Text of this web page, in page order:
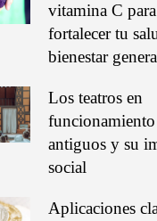
vitamina C para
fortalecer tu
bienestar
Los teatros en
funcionamiento
antiguos y su
social
Aplicaciones